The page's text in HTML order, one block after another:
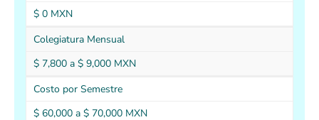
$ 0 MXN
Colegiatura Mensual
$ 7,800 a $ 9,000 MXN
Costo por Semestre
$ 60,000 a $ 70,000 MXN